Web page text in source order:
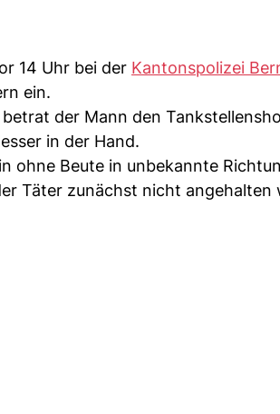
14 Uhr bei der Kantonspolizei
ein.
der Mann den
in der Hand.
ohne Beute in unbekannte
Täter zunächst nicht angehalten